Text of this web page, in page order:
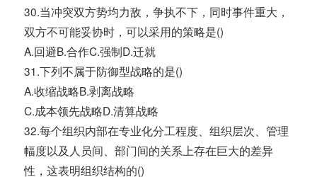
30.当冲突双方势均力敌，争执不下，同时事件重大，
双方不可能妥协时，可以采用的策略是()
A.回避B.合作C.强制D.迁就
31.下列不属于防御型战略的是()
A.收缩战略B.剥离战略
C.成本领先战略D.清算战略
32.每个组织内部在专业化分工程度、组织层次、管理
幅度以及人员间、部门间的关系上存在巨大的差异
性，这表明组织结构的()